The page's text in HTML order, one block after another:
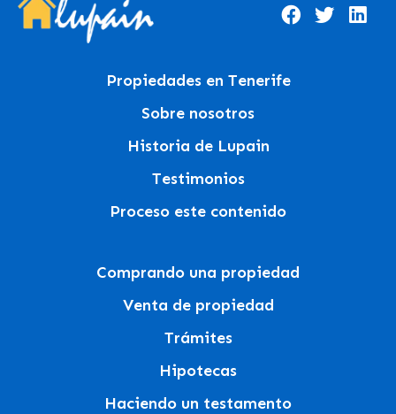
Propiedades en Tenerife
Sobre nosotros
Historia de Lupain
Testimonios
Proceso este contenido
Comprando una propiedad
Venta de propiedad
Trámites
Hipotecas
Haciendo un testamento